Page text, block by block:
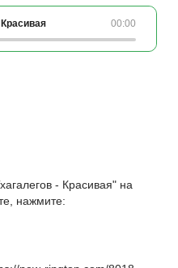
00:00
- Красивая" на
нажмите: